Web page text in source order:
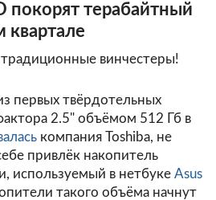
покорят терабайтный
квартале
традиционные винчестеры!
первых твёрдотельных
2.5" объёмом 512 Гб в
компания Toshiba, не
привлёк накопитель
используемый в нетбуке Asus
такого объёма начнут